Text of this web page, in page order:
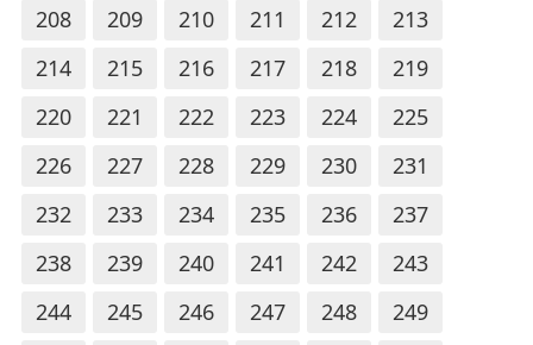
208
209 210 211 212
213
214
215 216 217 218
219
220
221 222 223 224
225
226
227 228 229 230
231
232
233 234 235 236
237
238
239 240 241 242
243
244
245 246 247 248
249